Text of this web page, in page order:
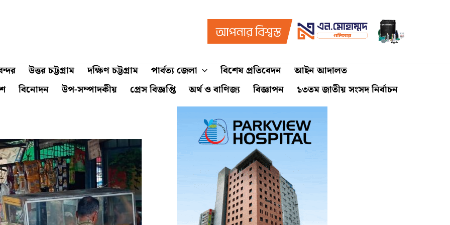
উত্তর চট্টগ্রাম দক্ষিণ চট্টগ্রাম পার্বত্য জেলা বিশেষ প্রতিবেদন
আইন আদালত
বিনোদন উপ-সম্পাদকীয় প্রেস বিজ্ঞপ্তি অর্থ ও বাণিজ্য বিজ্ঞাপন ১৩তম জাতীয় সংসদ নির্বাচন